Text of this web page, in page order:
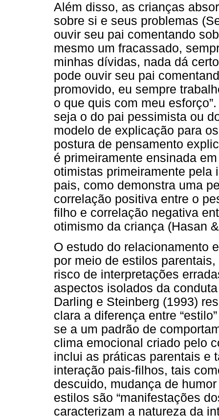
Além disso, as crianças
sobre si e seus problemas
ouvir seu pai comentando
mesmo um fracassado,
minhas dívidas, nada dá
pode ouvir seu pai
promovido, eu sempre
o que quis com meu
seja o do pai pessimista ou
modelo de explicação para
postura de pensamento
é primeiramente ensinada
otimistas primeiramente pela
pais, como demonstra uma
correlação positiva entre o
filho e correlação negativa
otimismo da criança (Hasan
O estudo do relacionamento
por meio de estilos
risco de interpretações
aspectos isolados da
Darling e Steinberg (1993)
clara a diferença entre
se a um padrão de
clima emocional criado pelo
inclui as práticas parentais e
interação pais-filhos, tais
descuido, mudança de
estilos são “manifestações
caracterizam a natureza da